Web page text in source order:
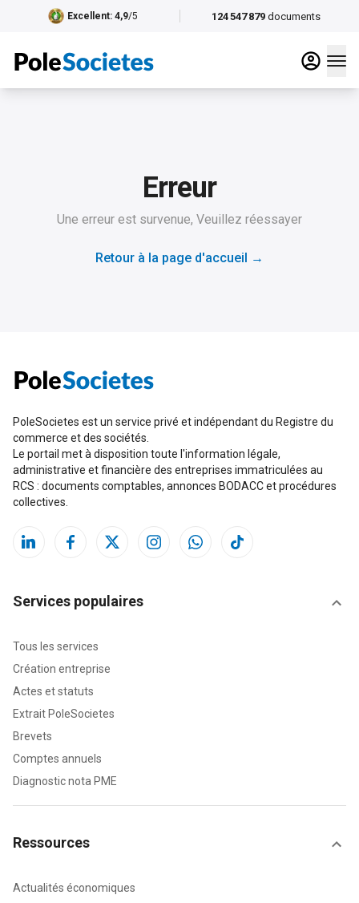
124 547 879 documents
Excellent: 4,9/5
Erreur
Une erreur est survenue, Veuillez réessayer
Retour à la page d'accueil →
PoleSocietes est un service privé et indépendant du Registre du
commerce et des sociétés.
Le portail met à disposition toute l'information légale,
administrative et financière des entreprises immatriculées au
RCS : documents comptables, annonces BODACC et procédures
collectives.
Services populaires
Tous les services
Création entreprise
Actes et statuts
Extrait PoleSocietes
Brevets
Comptes annuels
Diagnostic nota PME
Ressources
Actualités économiques